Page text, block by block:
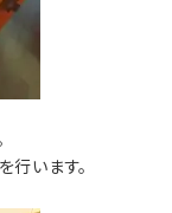
行います。